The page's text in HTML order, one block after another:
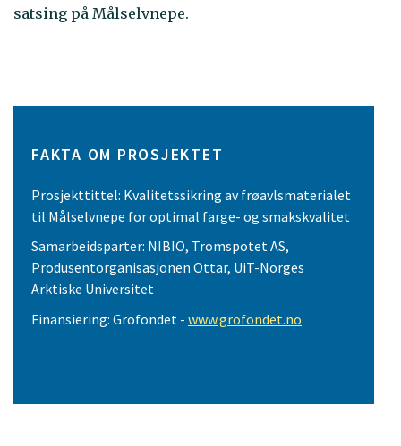
satsing på Målselvnepe.
FAKTA OM PROSJEKTET
Prosjekttittel: Kvalitetssikring av frøavlsmaterialet
til Målselvnepe for optimal farge- og smakskvalitet
Samarbeidsparter: NIBIO, Tromspotet AS,
Produsentorganisasjonen Ottar, UiT-Norges
Arktiske Universitet
Finansiering: Grofondet - www.grofondet.no